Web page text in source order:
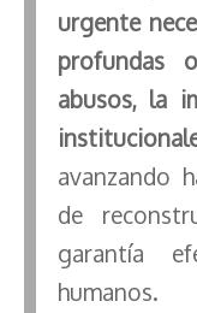
urgente
profundas
abusos, la
avanzando
de
garantía
humanos.